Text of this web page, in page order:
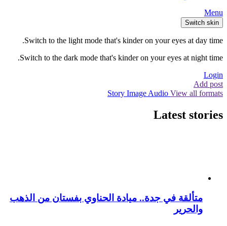
Menu
Switch skin
Switch to the light mode that's kinder on your eyes at day time.
Switch to the dark mode that's kinder on your eyes at night time.
Login
Add post
Story Image Audio View all formats
Latest stories
متألقة في جدة.. ميادة الحناوي بفستان من الذهب
والحرير